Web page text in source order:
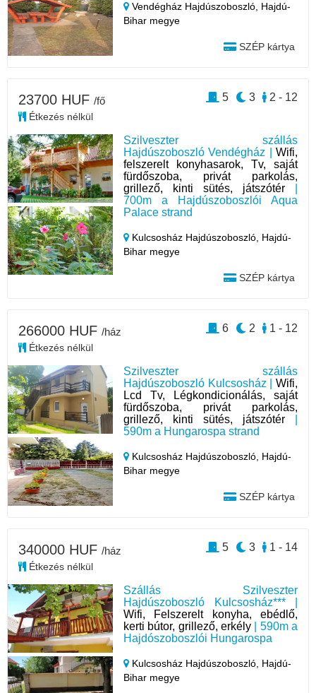
Vendégház Hajdúszoboszló, Hajdú-
Bihar megye
SZÉP kártya
Szilveszter szállás
Hajdúszoboszló Vendégház | Wifi,
felszerelt konyhasarok, Tv, saját
fürdőszoba, privát parkolás,
grillező, kinti sütés, játszótér
700m a Hajdúszoboszlói Aqua
Palace strand
Kulcsosház Hajdúszoboszló, Hajdú-
Bihar megye
SZÉP kártya
23700 HUF /fő
Étkezés nélkül
2 - 12
3
5
Szilveszter szállás
Hajdúszoboszló Kulcsosház | Wifi,
Lcd Tv, Légkondicionálás, saját
fürdőszoba, privát parkolás,
grillező, kinti sütés, játszótér
590m a Hungarospa strand
Kulcsosház Hajdúszoboszló, Hajdú-
Bihar megye
SZÉP kártya
266000 HUF /ház
Étkezés nélkül
1 - 12
2
6
Szállás Szilveszter
Hajdúszoboszló Kulcsosház*** |
Wifi, Felszerelt konyha, ebédlő,
kerti bútor, grillező, erkély | 590m a
Hajdószoboszlói Hungarospa
Kulcsosház Hajdúszoboszló, Hajdú-
Bihar megye
340000 HUF /ház
Étkezés nélkül
1 - 14
3
5